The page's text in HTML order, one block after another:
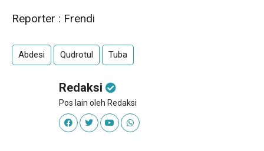
Reporter : Frendi
Abdesi Qudrotul Tuba
Redaksi
Pos lain oleh Redaksi